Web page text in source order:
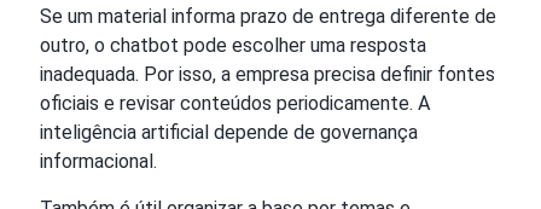
Se um material informa prazo de entrega diferente de
outro, o chatbot pode escolher uma resposta
inadequada. Por isso, a empresa precisa definir fontes
oficiais e revisar conteúdos periodicamente. A
inteligência artificial depende de governança
informacional.